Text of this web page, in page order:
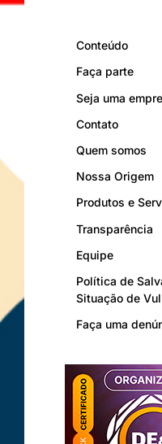
Conteúdo
Faça parte
Seja uma
Contato
Quem somos
Nossa Origem
Produtos e
Transparência
Equipe
Política de
Situação de
Faça uma